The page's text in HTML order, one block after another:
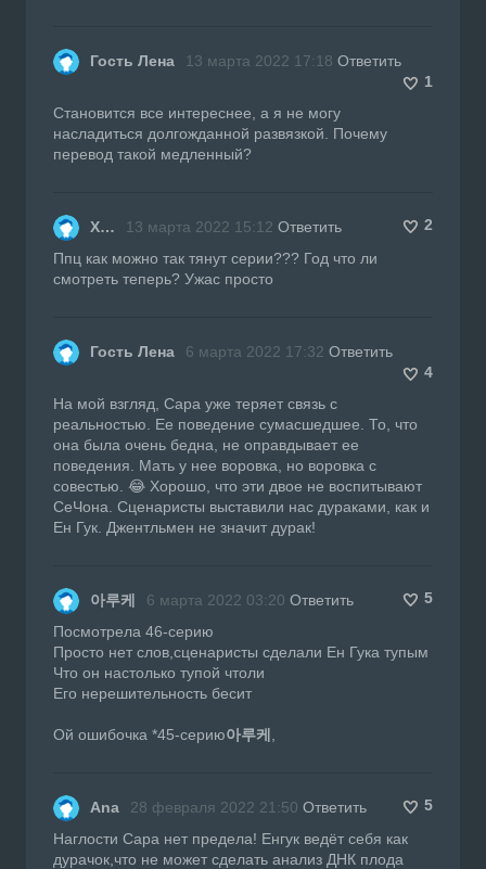
Гость Лена 13 марта 2022 17:18 Ответить
1
Становится все интереснее, а я не могу
насладиться долгожданной развязкой. Почему
перевод такой медленный?
Х… 13 марта 2022 15:12 Ответить
2
Ппц как можно так тянут серии??? Год что ли
смотреть теперь? Ужас просто
Гость Лена 6 марта 2022 17:32 Ответить
4
На мой взгляд, Сара уже теряет связь с
реальностью. Ее поведение сумасшедшее. То, что
она была очень бедна, не оправдывает ее
поведения. Мать у нее воровка, но воровка с
совестью. 😂 Хорошо, что эти двое не воспитывают
СеЧона. Сценаристы выставили нас дураками, как и
Ен Гук. Джентльмен не значит дурак!
아루케 6 марта 2022 03:20 Ответить
5
Посмотрела 46-серию
Просто нет слов,сценаристы сделали Ен Гука тупым
Что он настолько тупой чтоли
Его нерешительность бесит
Ой ошибочка *45-серию아루케
Ana 28 февраля 2022 21:50 Ответить
5
Наглости Сара нет предела! Енгук ведёт себя как
дурачок,что не может сделать анализ ДНК плода